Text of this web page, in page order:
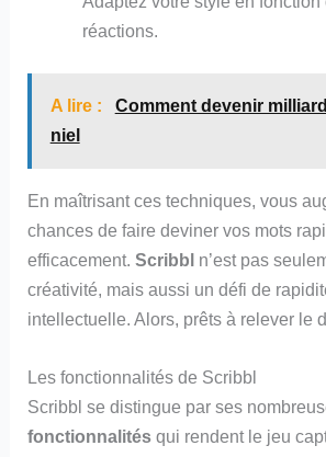
réactions.
A lire :
Comment devenir
niel
En maîtrisant ces techniques, vous
chances de faire deviner vos mots
efficacement.Scribbl n’est pas
créativité, mais aussi un défi de
intellectuelle. Alors, prêts à relever le
Les fonctionnalités de Scribbl
Scribbl se distingue par ses
fonctionnalités qui rendent le jeu